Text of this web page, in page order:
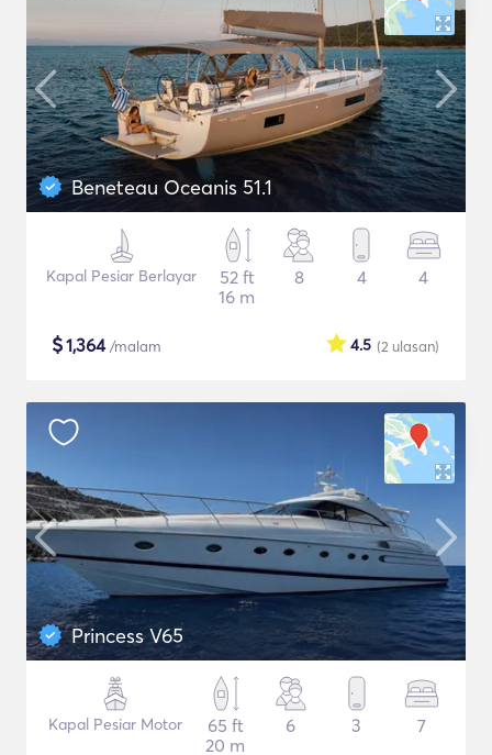
Beneteau Oceanis 51.1
Kapal Pesiar Berlayar
52 ft
16 m
8 4 4
$1,364/malam (2 ulasan)
4.5
Princess V65
Kapal Pesiar Motor
65 ft
20 m
6 3 7